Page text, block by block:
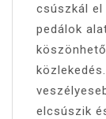
csúszkál
pedálok
elcsúszik